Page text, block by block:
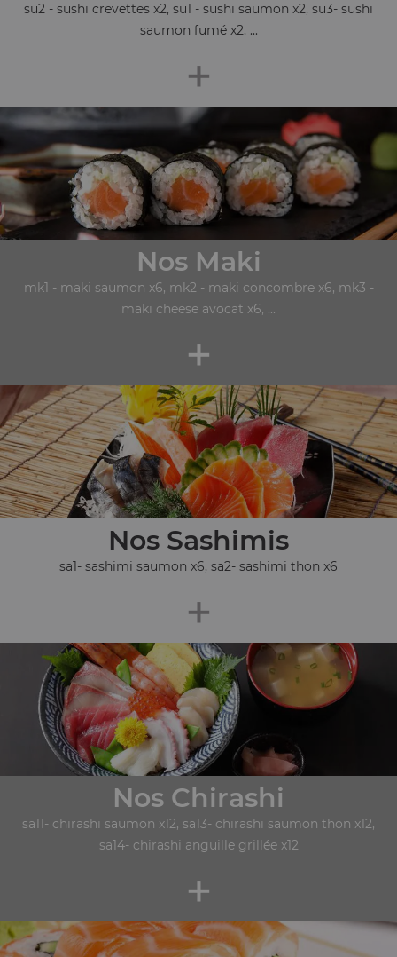
su2 - sushi crevettes x2, su1 - sushi saumon x2, su3- sushi
saumon fumé x2, ...
+
Nos Maki
mk1 - maki saumon x6, mk2 - maki concombre x6, mk3 -
maki cheese avocat x6, ...
+
Nos Sashimis
sa1- sashimi saumon x6, sa2- sashimi thon x6
+
Nos Chirashi
sa11- chirashi saumon x12, sa13- chirashi saumon thon x12,
sa14- chirashi anguille grillée x12
+